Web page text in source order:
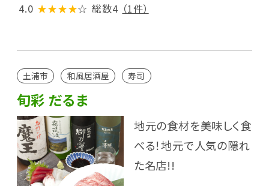
4.0 ★★★★☆ 総数4 （1件）
土浦市 和風居酒屋 寿司
旬彩 だるま
地元の食材を美味しく食
べる！地元で人気の隠れ
た名店!!